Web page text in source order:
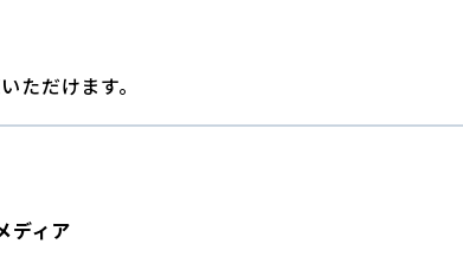
ただけます。
ディア